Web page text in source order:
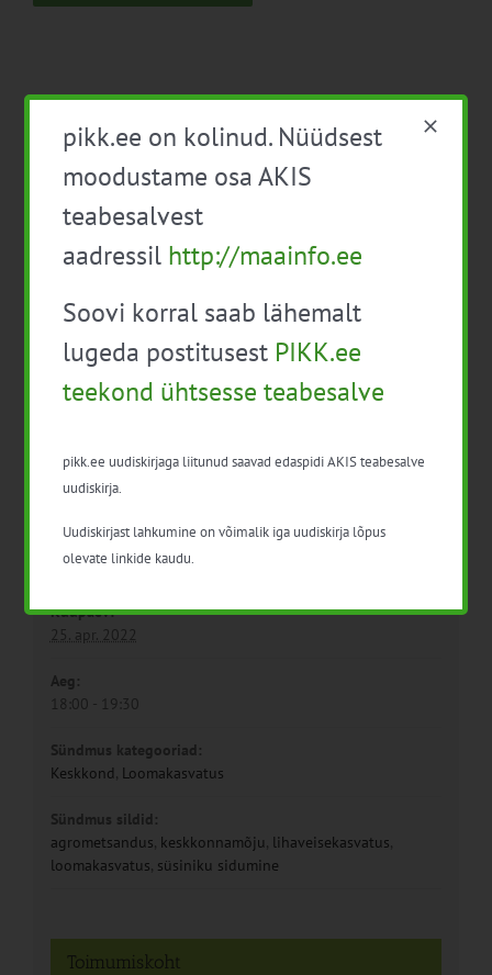
Facebook
X LinkedIn
Email
loomatoetuste infopäev
(Tartumaa)
loomatoetuste infopäev
(Läänemaa)
Detailid
Kuupäev:
25. apr. 2022
Aeg:
18:00 - 19:30
Sündmus kategooriad:
Keskkond, Loomakasvatus
Sündmus sildid:
agrometsandus, keskkonnamõju, lihaveisekasvatus,
loomakasvatus, süsiniku sidumine
Toimumiskoht
pikk.ee on kolinud. Nüüdsest
moodustame osa AKIS
teabesalvest
aadressil http://maainfo.ee
Soovi korral saab lähemalt
lugeda postitusest PIKK.ee
teekond ühtsesse teabesalve
pikk.ee uudiskirjaga liitunud saavad edaspidi AKIS teabesalve
uudiskirja.
Uudiskirjast lahkumine on võimalik iga uudiskirja lõpus
olevate linkide kaudu.